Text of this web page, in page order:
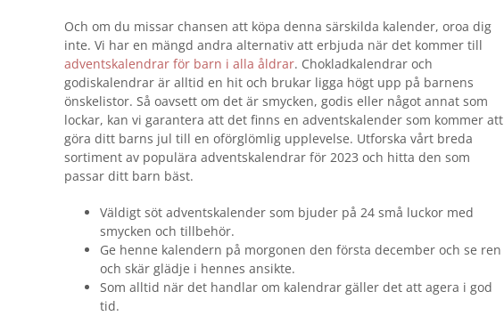
Och om du missar chansen att köpa denna särskilda kalender, oroa dig
inte. Vi har en mängd andra alternativ att erbjuda när det kommer till
adventskalendrar för barn i alla åldrar. Chokladkalendrar och
godiskalendrar är alltid en hit och brukar ligga högt upp på barnens
önskelistor. Så oavsett om det är smycken, godis eller något annat som
lockar, kan vi garantera att det finns en adventskalender som kommer att
göra ditt barns jul till en oförglömlig upplevelse. Utforska vårt breda
sortiment av populära adventskalendrar för 2023 och hitta den som
passar ditt barn bäst.
Väldigt söt adventskalender som bjuder på 24 små luckor med
smycken och tillbehör.
Ge henne kalendern på morgonen den första december och se ren
och skär glädje i hennes ansikte.
Som alltid när det handlar om kalendrar gäller det att agera i god
tid.